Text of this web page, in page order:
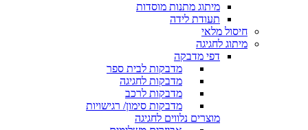
מיתוג מתנות מוסדות
תעודת לידה
חיסול מלאי
מיתוג לחגיגה
דפי מדבקה
מדבקות לבית ספר
מדבקות לחגיגה
מדבקות לרכב
מדבקות סימון/ רגישויות
מוצרים נלווים לחגיגה